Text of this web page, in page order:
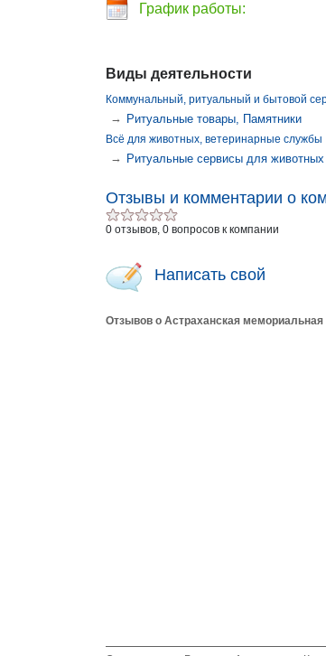
График работы:
Виды деятельности
Коммунальный, ритуальный и бытовой
→ Ритуальные товары, Памятники
Всё для животных, ветеринарные службы
→ Ритуальные сервисы для животных
Отзывы и комментарии о
0 отзывов, 0 вопросов к компании
Написать свой
Отзывов о Астраханская мемориальная